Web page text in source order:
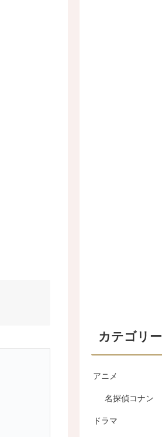
カテゴリー
アニメ
名探偵コナン
ドラマ